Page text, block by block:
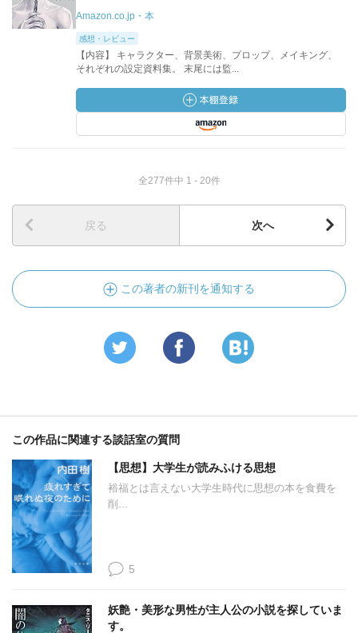
Amazon.co.jp・本
感想・レビュー
【内容】 キャラクター、背景美術、プロップ、メイキング、
それぞれの設定資料集。 末尾には監...
全277件中 1 - 20件
戻る 次へ
この著者の新刊を通知する
この作品に関連する談話室の質問
【思想】大学生が読みふける思想
裕福とは言えない大学生時代に思想の本を食費を
削...
5
妖艶・美形な男性が主人公の小説を探していま
す。